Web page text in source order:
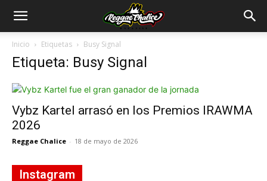
Inicio Etiquetas Busy Signal
Etiqueta: Busy Signal
Vybz Kartel arrasó en los Premios IRAWMA
2026
Reggae Chalice - 18 de mayo de 2026
Instagram